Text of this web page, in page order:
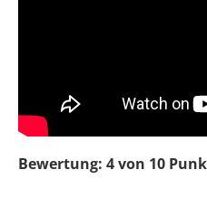
Bewertung: 4 von 10